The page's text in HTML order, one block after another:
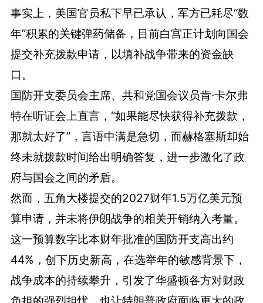
事实上，美国官员私下早已承认，军方已耗尽“数
年”积累的关键弹药储备，目前白宫正计划向国会
提交补充拨款申请，以填补战争带来的资金缺
口。
国防开支委员会主席、共和党国会议员肯·卡尔弗
特在听证会上直言，“如果能尽快获得补充拨款，
那就太好了”，言语中满是急切，而赫格塞斯却始
终未就拨款时间给出明确答复，进一步激化了政
府与国会之间的矛盾。
然而，五角大楼提交的2027财年1.5万亿美元预
算申请，并未将伊朗战争的相关开销纳入考量。
这一预算数字比本财年批准的国防开支高出约
44%，创下历史新高，在选举年的敏感背景下，
战争成本的持续攀升，引发了华盛顿各方对财政